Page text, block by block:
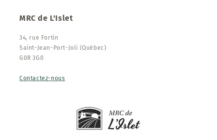
MRC de L'Islet
34, rue Fortin
Saint-Jean-Port-Joli (Québec)
G0R 3G0
Contactez-nous